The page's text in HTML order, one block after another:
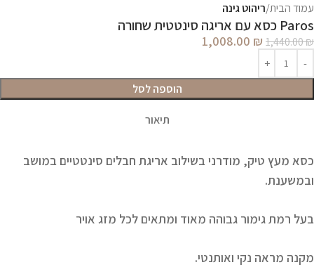
עמוד הבית ריהוט גינה
Paros כסא עם אריגה סינטטית שחורה
1,440.00₪
1,008.00 ₪
הוספה לסל
תיאור
כסא מעץ טיק, מודרני בשילוב אריגת חבלים סינטטיים במושב
ובמשענת.
בעל רמת גימור גבוהה מאוד ומתאים לכל מזג אויר
מקנה מראה נקי ואותנטי.